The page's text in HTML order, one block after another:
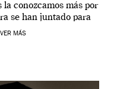
conozcamos más por
se han juntado para
[…]
VER MÁS